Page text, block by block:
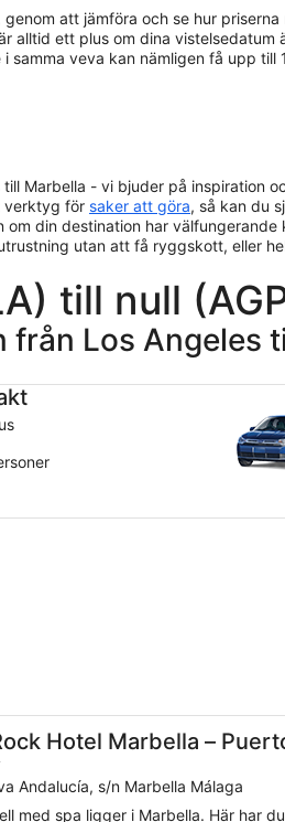
att jämföra och se hur
ett plus om dina
veva kan nämligen få upp
Marbella - vi bjuder på inspiration
verktyg för saker att göra, så kan du
om din destination har
utan att få ryggskott, eller
till null
Los Angeles
Ford Focus
Hotel Marbella –
Andalucía, s/n Marbella Málaga
med spa ligger i Marbella. Här har